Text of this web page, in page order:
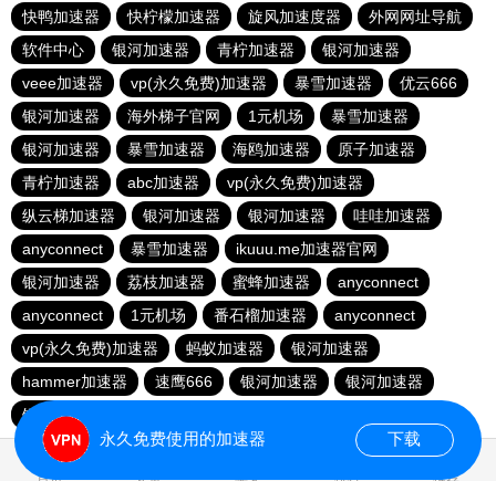
快鸭加速器
快柠檬加速器 旋风加速度器
外网网址导航
软件中心
银河加速器 青柠加速器
银河加速器
veee加速器
vp(永久免费)加速器 暴雪加速器
优云666
银河加速器
海外梯子官网 1元机场
暴雪加速器
银河加速器
暴雪加速器 海鸥加速器
原子加速器
青柠加速器
abc加速器
vp(永久免费)加速器
纵云梯加速器
银河加速器 银河加速器
哇哇加速器
anyconnect
暴雪加速器
ikuuu.me加速器官网
银河加速器
荔枝加速器 蜜蜂加速器
anyconnect
anyconnect
1元机场 番石榴加速器
anyconnect
vp(永久免费)加速器
蚂蚁加速器
银河加速器
hammer加速器
速鹰666 银河加速器
银河加速器
银河加速器
永久免费使用的加速器 下载